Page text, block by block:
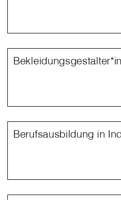
Bekleidungsgestalter*in
Berufsausbildung in